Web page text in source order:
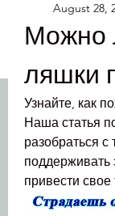
August 28,
Можно
ляшки
Узнайте, как
Наша статья
разобраться с
поддерживать
привести свое